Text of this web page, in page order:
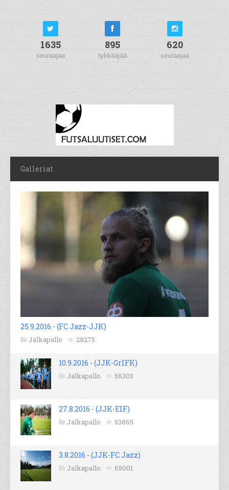
1635
seuraajaa
895
tykkääjää
620
seuraajaa
Galleriat
25.9.2016 - (FC Jazz-JJK)
Jalkapallo 28275
10.9.2016 - (JJK-GrIFK)
Jalkapallo 56303
27.8.2016 - (JJK-EIF)
Jalkapallo 53865
3.8.2016 - (JJK-FC Jazz)
Jalkapallo 65001